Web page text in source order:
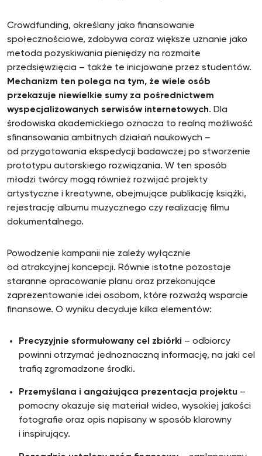
Crowdfunding, określany jako finansowanie
społecznościowe, zdobywa coraz większe uznanie jako
metoda pozyskiwania pieniędzy na rozmaite
przedsięwzięcia – także te inicjowane przez studentów.
Mechanizm ten polega na tym, że wiele osób
przekazuje niewielkie sumy za pośrednictwem
wyspecjalizowanych serwisów internetowych. Dla
środowiska akademickiego oznacza to realną możliwość
sfinansowania ambitnych działań naukowych –
od przygotowania ekspedycji badawczej po stworzenie
prototypu autorskiego rozwiązania. W ten sposób
młodzi twórcy mogą również rozwijać projekty
artystyczne i kreatywne, obejmujące publikację książki,
rejestrację albumu muzycznego czy realizację filmu
dokumentalnego.
Powodzenie kampanii nie zależy wyłącznie
od atrakcyjnej koncepcji. Równie istotne pozostaje
staranne opracowanie planu oraz przekonujące
zaprezentowanie idei osobom, które rozważą wsparcie
finansowe. O wyniku decyduje kilka elementów:
Precyzyjnie sformułowany cel zbiórki – odbiorcy
powinni otrzymać jednoznaczną informację, na jaki cel
trafią zgromadzone środki.
Przemyślana i angażująca prezentacja projektu –
pomocny okazuje się materiał wideo, wysokiej jakości
fotografie oraz opis napisany w sposób klarowny
i inspirujący.